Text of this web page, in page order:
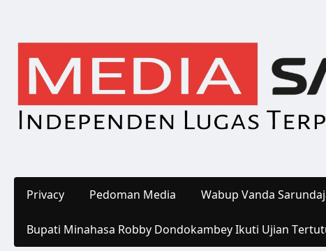
content
Privacy Pedoman Media Wabup Vanda
Bupati Minahasa Robby Dondokambey Ikuti Ujian